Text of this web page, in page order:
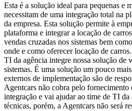
Esta é a solução ideal para pequenas e
necessitam de uma integração total na
da empresa. Esta solução permite à
plataforma e integrar a locação de
vendas cruzadas nos sistemas bem
onde e como oferecer locação de
TI da agência integre nossa solução de
sistemas. É uma solução um pouco
externos de implementação são de
Agentcars não cobra pelo fornecimento
integração e vai ajudar ao time de TI da
técnicas, porém, a Agentcars não será